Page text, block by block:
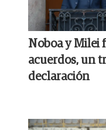
Noboa y Milei
acuerdos, un
declaración